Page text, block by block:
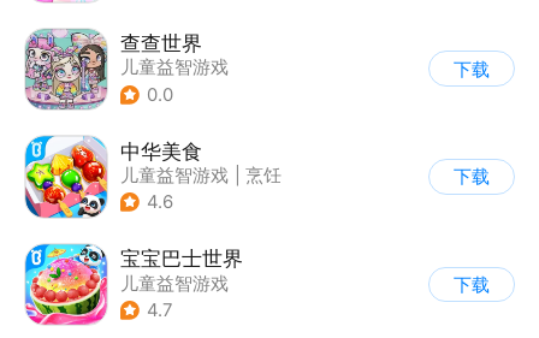
查查世界
儿童益智游戏
0.0
下载
中华美食
儿童益智游戏
烹饪
4.6
下载
宝宝巴士世界
儿童益智游戏
4.7
下载